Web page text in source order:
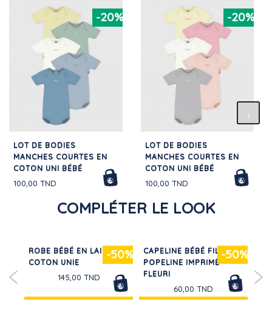
-20%
LOT DE BODIES
MANCHES COURTES EN
COTON UNI BÉBÉ
100,00 TND
-20%
LOT DE BODIES
MANCHES COURTES EN
COTON UNI BÉBÉ
100,00 TND
COMPLÉTER LE LOOK
-50%
ROBE BÉBÉ EN LAINE ET
COTON UNIE
145,00 TND
-50%
CAPELINE BÉBÉ FILLE EN
POPELINE IMPRIMÉ
FLEURI
60,00 TND